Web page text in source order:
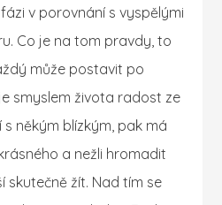
v porovnání s vyspělými
Co je na tom pravdy, to
může postavit po
smyslem života radost ze
někým blízkým, pak má
a nežli hromadit
skutečně žít. Nad tím se